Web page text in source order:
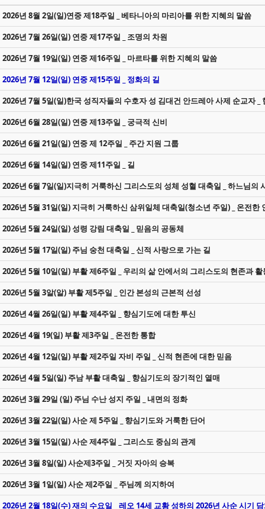
2026년 8월 2일(일)연중 제18주일 _ 베타니아의 마리아를 위한 지혜의 말씀
2026년 7월 26일(일) 연중 제17주일 _ 조명의 차원
2026년 7월 19일(일) 연중 제16주일 _ 마르타를 위한 지혜의 말씀
2026년 7월 12일(일) 연중 제15주일 _ 정화의 길
2026년 7월 5일(일)한국 성직자들의 수호자 성 김대건 안드레아 사제 순교자 _
2026년 6월 28일(일) 연중 제13주일 _ 궁극적 신비
2026년 6월 21일(일) 연중 제 12주일 _ 주간 지원 그룹
2026년 6월 14일(일) 연중 제11주일 _ 길
2026년 6월 7일(일)지극히 거룩하신 그리스도의 성체 성혈 대축일 _ 하느님의
2026년 5월 31일(일) 지극히 거룩하신 삼위일체 대축일(청소년 주일) _ 온전한
2026년 5월 24일(일) 성령 강림 대축일 _ 믿음의 공동체
2026년 5월 17일(일) 주님 숭천 대축일 _ 신적 사랑으로 가는 길
2026년 5월 10일(일) 부활 제6주일 _ 우리의 삶 안에서의 그리스도의 현존과 활
2026년 5월 3알(알) 부활 제5주일 _ 인간 본성의 근본적 선성
2026년 4월 26일(일) 부활 제4주일 _ 향심기도에 대한 투신
2026년 4월 19(일) 부활 제3주일 _ 온전한 통합
2026년 4월 12일(일) 부활 제2주일 자비 주일 _ 신적 현존에 대한 믿음
2026년 4월 5일(일) 주남 부활 대축일 _ 향심기도의 장기적인 열매
2026년 3월 29일 (일) 주님 수난 성지 주일 _ 내면의 정화
2026년 3월 22일(일) 사순 제 5주일 _ 향심기도와 거룩한 단어
2026년 3월 15일(일) 사순 제4주일 _ 그리스도 중심의 관계
2026년 3월 8일(일) 사순제3주일 _ 거짓 자아의 승복
2026년 3월 1일(일) 사순 제2주일 _ 주님께 의지하여
2026년 2월 18일(수) 재의 수요일 _ 레오 14세 교황 성하의 2026년 사순 시기